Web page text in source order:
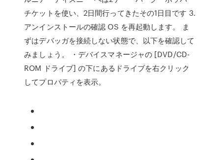
チケットを使い、2日間行ってきたその1日目です 3.
アンインストールの確認 OS を再起動します。 ま
ずはデバッガを接続しない状態で、以下を確認して
みましょう。 ・デバイスマネージャの [DVD/CD-
ROM ドライブ] の下にあるドライブを右クリック
してプロパティを表示。